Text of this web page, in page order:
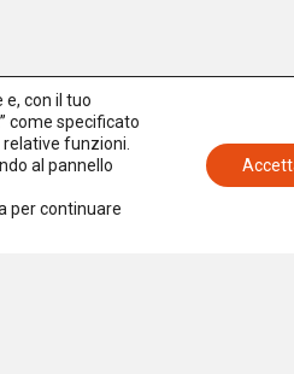
con il tuo
come specificato
relative funzioni.
al pannello
per continuare